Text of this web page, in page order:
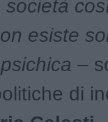
esiste
–
di